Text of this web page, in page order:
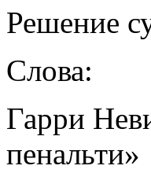
Решение
Слова:
Гарри
пенальти»